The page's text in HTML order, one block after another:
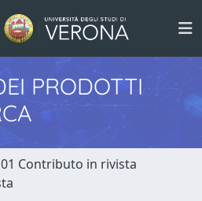
PRODOTTI
01 Contributo in rivista